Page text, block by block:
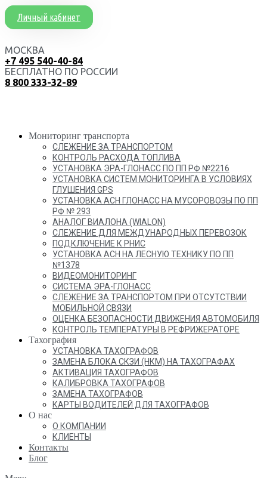
Личный кабинет
МОСКВА
+7 495 540-40-84
БЕСПЛАТНО ПО РОССИИ
8 800 333-32-89
Мониторинг транспорта
СЛЕЖЕНИЕ ЗА ТРАНСПОРТОМ
КОНТРОЛЬ РАСХОДА ТОПЛИВА
УСТАНОВКА ЭРА-ГЛОНАСС ПО ПП РФ №2216
УСТАНОВКА СИСТЕМ МОНИТОРИНГА В УСЛОВИЯХ
ГЛУШЕНИЯ GPS
УСТАНОВКА АСН ГЛОНАСС НА МУСОРОВОЗЫ ПО ПП
РФ № 293
АНАЛОГ ВИАЛОНА (WIALON)
СЛЕЖЕНИЕ ДЛЯ МЕЖДУНАРОДНЫХ ПЕРЕВОЗОК
ПОДКЛЮЧЕНИЕ К РНИС
УСТАНОВКА АСН НА ЛЕСНУЮ ТЕХНИКУ ПО ПП
№1378
ВИДЕОМОНИТОРИНГ
СИСТЕМА ЭРА-ГЛОНАСС
СЛЕЖЕНИЕ ЗА ТРАНСПОРТОМ ПРИ ОТСУТСТВИИ
МОБИЛЬНОЙ СВЯЗИ
ОЦЕНКА БЕЗОПАСНОСТИ ДВИЖЕНИЯ АВТОМОБИЛЯ
КОНТРОЛЬ ТЕМПЕРАТУРЫ В РЕФРИЖЕРАТОРЕ
Тахография
УСТАНОВКА ТАХОГРАФОВ
ЗАМЕНА БЛОКА СКЗИ (НКМ) НА ТАХОГРАФАХ
АКТИВАЦИЯ ТАХОГРАФОВ
КАЛИБРОВКА ТАХОГРАФОВ
ЗАМЕНА ТАХОГРАФОВ
КАРТЫ ВОДИТЕЛЕЙ ДЛЯ ТАХОГРАФОВ
О нас
О КОМПАНИИ
КЛИЕНТЫ
Контакты
Блог